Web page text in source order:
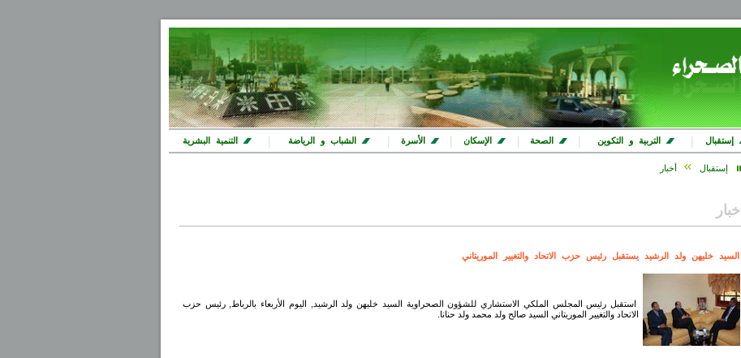
إستقبال | التربية و التكوين | الصحة | الإسكان | الأسرة | الشباب و الرياضة | التنمية البشرية
إستقبال أخبار
أخبار
السيد خليهن ولد الرشيد يستقبل رئيس حزب الاتحاد والتغيير الموريتاني
استقبل رئيس المجلس الملكي الاستشاري للشؤون الصحراوية السيد خليهن ولد الرشيد, اليوم الأربعاء بالرباط, رئيس حزب
الاتحاد والتغيير الموريتاني السيد صالح ولد محمد ولد حنانا.